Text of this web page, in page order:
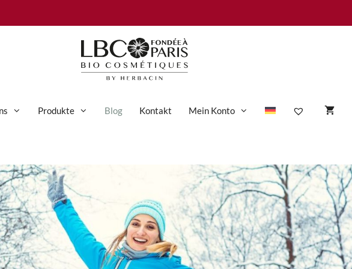
Produkte
Anti-Aging-Pflege
Augenpflege
Gesichtspflege
Hand- und Körperpflege
Körperpflege
Sensible Haut
empfindliche Haut
Unreine Haut
Unreinheiten
fettige Haut
Blog Kontakt Mein Konto